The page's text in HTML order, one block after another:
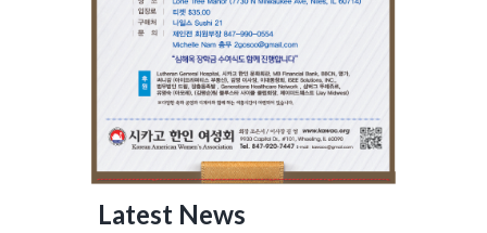
Latest News